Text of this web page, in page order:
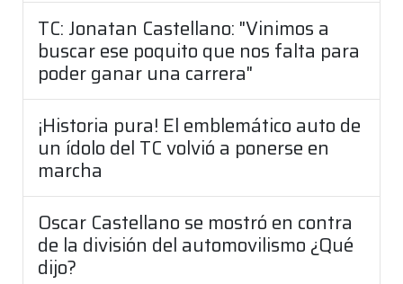
TC: Jonatan Castellano: "Vinimos a
buscar ese poquito que nos falta para
poder ganar una carrera"
¡Historia pura! El emblemático auto de
un ídolo del TC volvió a ponerse en
marcha
Oscar Castellano se mostró en contra
de la división del automovilismo ¿Qué
dijo?